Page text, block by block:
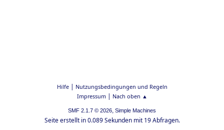
Hilfe| Nutzungsbedingungen und Regeln
Impressum| Nach oben ▲
SMF 2.1.7 © 2026, Simple Machines
Seite erstellt in 0.089 Sekunden mit 19 Abfragen.